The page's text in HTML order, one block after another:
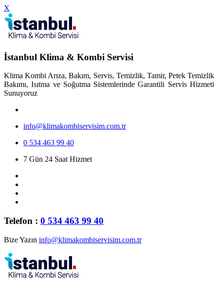
X
İstanbul Klima & Kombi Servisi
Klima Kombi Arıza, Bakım, Servis, Temizlik, Tamir, Petek Temizlik
Bakımı, Isıtma ve Soğutma Sistemlerinde Garantili Servis Hizmeti
Sunuyoruz
info@klimakombiservisim.com.tr
0 534 463 99 40
7 Gün 24 Saat Hizmet
Telefon : 0 534 463 99 40
Bize Yazın info@klimakombiservisim.com.tr